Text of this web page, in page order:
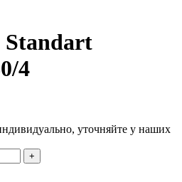
4
уточняйте у наших
+